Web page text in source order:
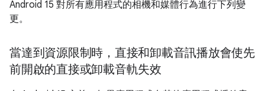
Android 15 對所有應用程式的相機和媒體行為進行下列變
更。
當達到資源限制時，直接和卸載音訊播放會使先
前開啟的直接或卸載音軌失效